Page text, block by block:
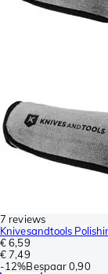
7 reviews
Knivesandtools
€ 6,59
€ 7,49
-12%Bespaar 0,90